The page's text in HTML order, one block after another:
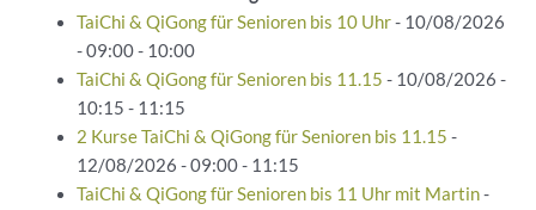
TaiChi & QiGong für Senioren bis 10 Uhr- 10/08/2026
- 09:00 - 10:00
TaiChi & QiGong für Senioren bis 11.15 - 10/08/2026 -
10:15 - 11:15
2 Kurse TaiChi & QiGong für Senioren bis 11.15 -
12/08/2026 - 09:00 - 11:15
TaiChi & QiGong für Senioren bis 11 Uhr mit Martin-